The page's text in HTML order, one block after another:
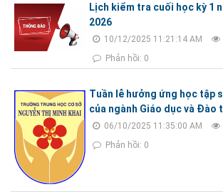
Lịch kiểm tra cuối học kỳ 1
2026
10/12/2025 11:21:14 AM
Phản hồi: 0
Tuần lễ hưởng ứng học tập
của ngành Giáo dục và Đào
06/10/2025 11:35:00 AM
Phản hồi: 0